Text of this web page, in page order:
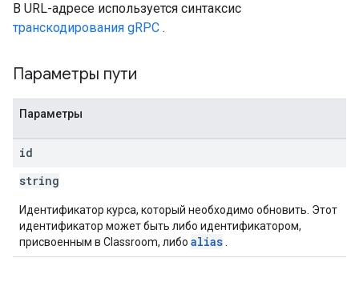
В URL-адресе используется синтаксис
транскодирования gRPC .
Параметры пути
Параметры
id
string
Идентификатор курса, который необходимо обновить. Этот
идентификатор может быть либо идентификатором,
присвоенным в Classroom, либо alias